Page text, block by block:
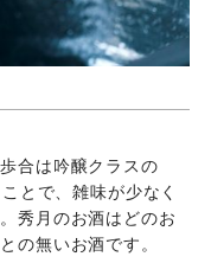
合は吟醸クラスの
とで、雑味が少なく
秀月のお酒はどのお
の無いお酒です。